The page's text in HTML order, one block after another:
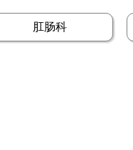
肛肠科